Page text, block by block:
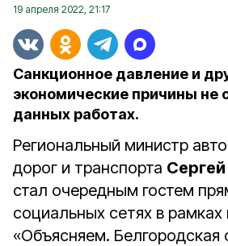
19 апреля 2022, 21:17
Санкционное давление и
экономические причины не
данных работах.
Региональный министр
дорог и транспорта
стал очередным гостем
социальных сетях в рамках
«Объясняем. Белгородская